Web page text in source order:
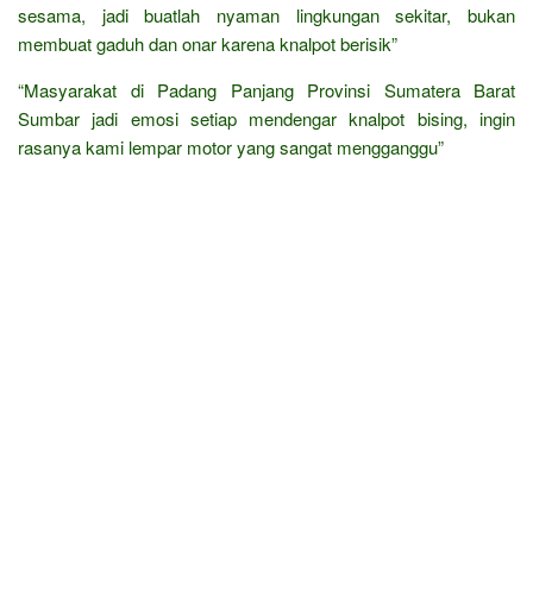
sesama, jadi buatlah nyaman lingkungan sekitar, bukan
membuat gaduh dan onar karena knalpot berisik”
“Masyarakat di Padang Panjang Provinsi Sumatera Barat
Sumbar jadi emosi setiap mendengar knalpot bising, ingin
rasanya kami lempar motor yang sangat mengganggu”